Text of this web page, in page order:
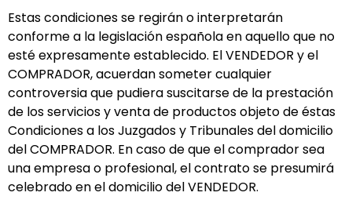
Estas condiciones se regirán o interpretarán
conforme a la legislación española en aquello que no
esté expresamente establecido. El VENDEDOR y el
COMPRADOR, acuerdan someter cualquier
controversia que pudiera suscitarse de la prestación
de los servicios y venta de productos objeto de éstas
Condiciones a los Juzgados y Tribunales del domicilio
del COMPRADOR. En caso de que el comprador sea
una empresa o profesional, el contrato se presumirá
celebrado en el domicilio del VENDEDOR.